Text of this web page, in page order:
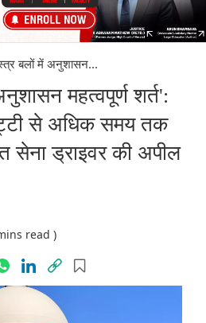
बलों में अनुशासन...
महत्वपूर्ण शर्त':
से अधिक समय तक
सेना ड्राइवर की अपील
read )